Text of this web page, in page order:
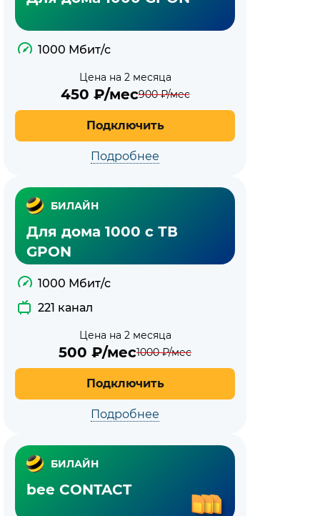
1000 Мбит/с
Цена на 2 месяца
450 ₽/мес900₽/мес
Подключить
Подробнее
БИЛАЙН
Для дома 1000 с ТВ
GPON
1000 Мбит/с
221 канал
Цена на 2 месяца
500 ₽/мес1000₽/мес
Подключить
Подробнее
БИЛАЙН
bee CONTACT